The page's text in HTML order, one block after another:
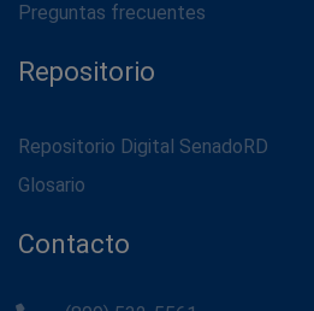
Preguntas frecuentes
Repositorio
Repositorio Digital SenadoRD
Glosario
Contacto